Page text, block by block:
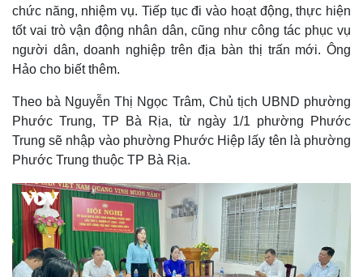
Pháp luật
Vụ án
Tin nóng
Tư vấn luật
Quân sự - Quốc phòng
Vũ khí
Việt Nam
Phân tích
chức năng, nhiệm vụ. Tiếp tục đi vào hoạt động, thực hiện
tốt vai trò vận động nhân dân, cũng như công tác phục vụ
người dân, doanh nghiệp trên địa bàn thị trấn mới. Ông
Hảo cho biết thêm.
Theo bà Nguyễn Thị Ngọc Trâm, Chủ tịch UBND phường
Phước Trung, TP Bà Rịa, từ ngày 1/1 phường Phước
Trung sẽ nhập vào phường Phước Hiệp lấy tên là phường
Phước Trung thuộc TP Bà Rịa.